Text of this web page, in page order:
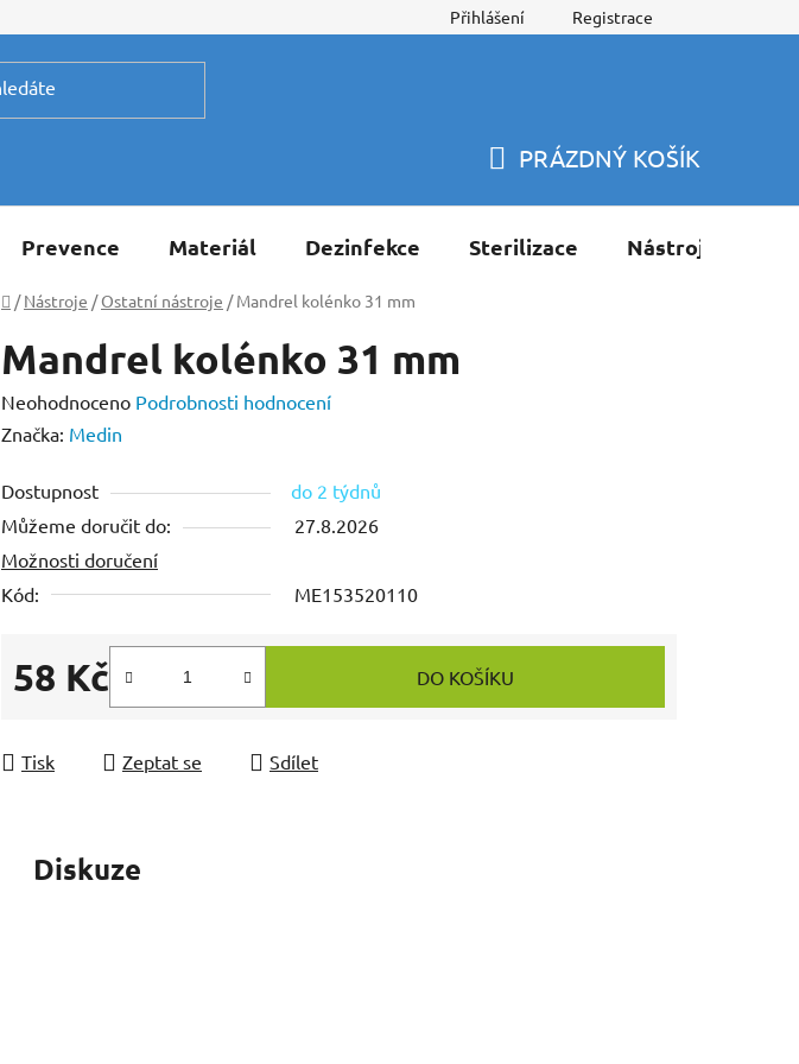
Přihlášení Registrace
KOŠÍK
PRÁZDNÝ KOŠÍK
Prevence Materiál Dezinfekce Sterilizace Nástroje
Domů
/ Nástroje / Ostatní nástroje / Mandrel kolénko 31 mm
Mandrel kolénko 31 mm
Průměrné
hodnocení
je
0,0
z
5
Neohodnoceno Podrobnosti hodnocení
Značka: Medin
Dostupnost
do 2 týdnů
Můžeme doručit do:
27.8.2026
Možnosti doručení
Kód:
ME153520110
58 Kč
Měrná cena:
DO KOŠÍKU
Tisk Zeptat se Sdílet
Diskuze